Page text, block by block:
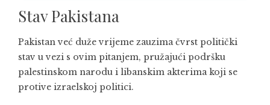
Stav Pakistana
Pakistan već duže vrijeme zauzima čvrst politički
stav u vezi s ovim pitanjem, pružajući podršku
palestinskom narodu i libanskim akterima koji se
protive izraelskoj politici.